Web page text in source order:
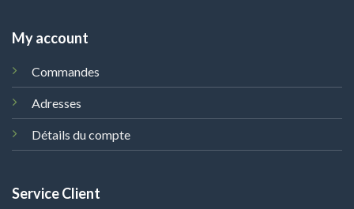
My account
Commandes
Adresses
Détails du compte
Service Client